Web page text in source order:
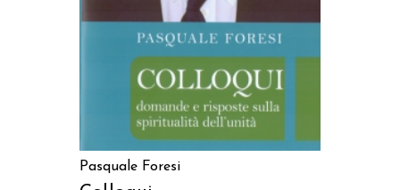
Pasquale Foresi